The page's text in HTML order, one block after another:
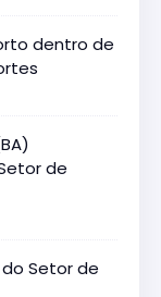
dentro de
de
Setor de